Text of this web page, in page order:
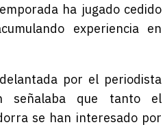
ha jugado cedido
experiencia en
por el periodista
señalaba que tanto el
se han interesado por